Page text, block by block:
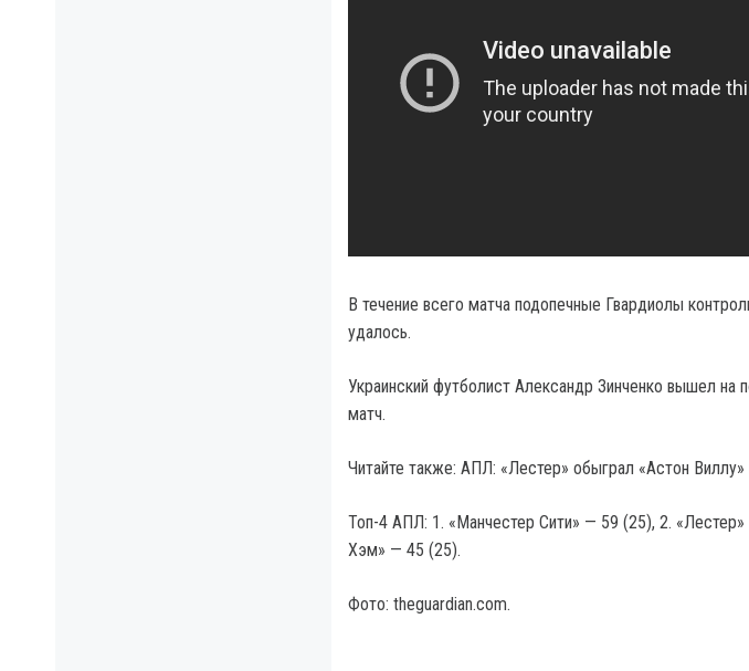
В течение всего матча подопечные Гвардиолы
удалось.
Украинский футболист Александр Зинченко вышел на
матч.
Читайте также: АПЛ: «Лестер» обыграл «Астон
Топ-4 АПЛ: 1. «Манчестер Сити» — 59 (25), 2.
Хэм» — 45 (25).
Фото: theguardian.com.